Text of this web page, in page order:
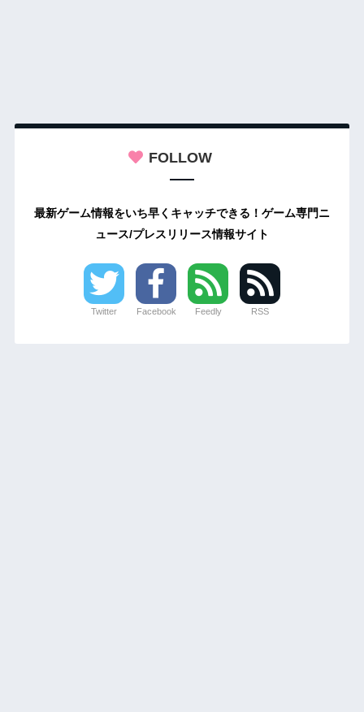
FOLLOW
最新ゲーム情報をいち早くキャッチできる！ゲーム専門ニ
ュース/プレスリリース情報サイト
Twitter Facebook Feedly RSS